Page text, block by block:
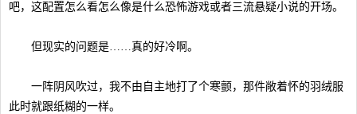
吧，这配置怎么看怎么像是什么恐怖游戏或者三流悬疑小说的开场。
但现实的问题是……真的好冷啊。
一阵阴风吹过，我不由自主地打了个寒颤，那件敞着怀的羽绒服
此时就跟纸糊的一样。